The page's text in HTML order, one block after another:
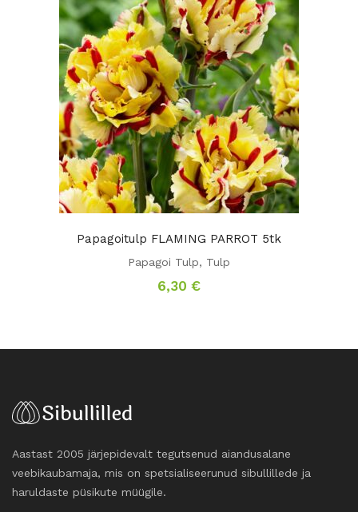
Papagoitulp FLAMING PARROT 5tk
Papagoi Tulp, Tulp
6,30 €
Aastast 2005 järjepidevalt tegutsenud aiandusalane
veebikaubamaja, mis on spetsialiseerunud sibullillede ja
haruldaste püsikute müügile.